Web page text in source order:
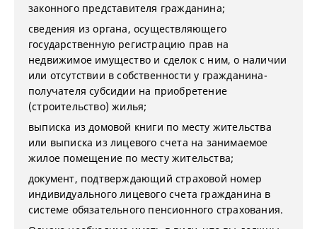
законного представителя гражданина;
сведения из органа, осуществляющего
государственную регистрацию прав на
недвижимое имущество и сделок с ним, о наличии
или отсутствии в собственности у гражданина-
получателя субсидии на приобретение
(строительство) жилья;
выписка из домовой книги по месту жительства
или выписка из лицевого счета на занимаемое
жилое помещение по месту жительства;
документ, подтверждающий страховой номер
индивидуального лицевого счета гражданина в
системе обязательного пенсионного страхования.